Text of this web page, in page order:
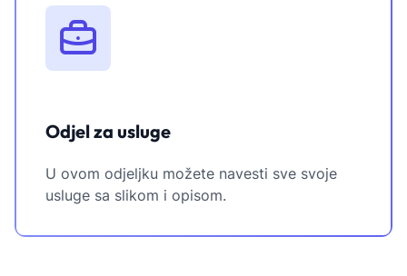
Odjel za usluge
U ovom odjeljku možete navesti sve svoje
usluge sa slikom i opisom.